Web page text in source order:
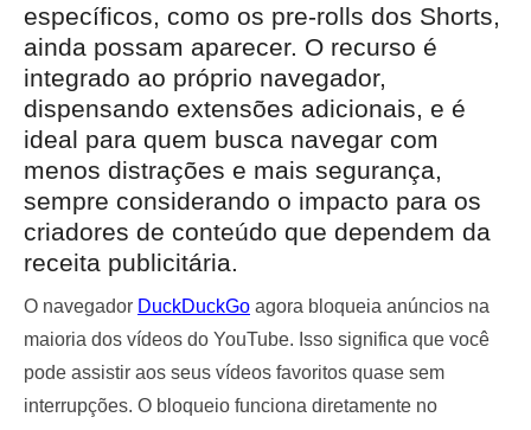
específicos, como os pre-rolls dos Shorts,
ainda possam aparecer. O recurso é
integrado ao próprio navegador,
dispensando extensões adicionais, e é
ideal para quem busca navegar com
menos distrações e mais segurança,
sempre considerando o impacto para os
criadores de conteúdo que dependem da
receita publicitária.
O navegador DuckDuckGo agora bloqueia anúncios na
maioria dos vídeos do YouTube. Isso significa que você
pode assistir aos seus vídeos favoritos quase sem
interrupções. O bloqueio funciona diretamente no